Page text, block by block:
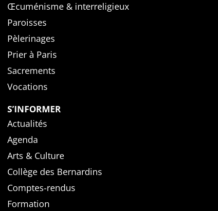
Œcuménisme & interreligieux
Paroisses
Pèlerinages
Prier à Paris
Sacrements
Vocations
S’INFORMER
Actualités
Agenda
Arts & Culture
Collège des Bernardins
Comptes-rendus
Formation